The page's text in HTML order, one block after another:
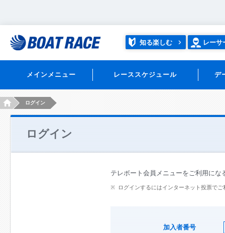
知る楽しむ レーサ
メインメニュー レーススケジュール デ
HOMEログイン
ログイン
テレボート会員メニューをご利用にな
ログインするにはインターネット投票で
加入者番号